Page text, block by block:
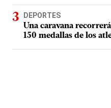
DEPORTES
Una caravana
150 medallas de los